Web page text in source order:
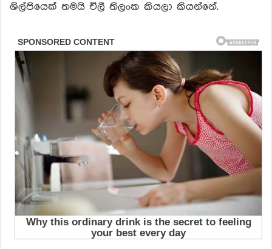
ශිල්පියෙක් තමයි චිලී තිලංක කියලා කියන්නේ.